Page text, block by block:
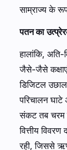
साम्राज्य के
पतन का
हालांकि,
जैसे-जैसे
डिजिटल
परिचालन
संकट तब चरम
वित्तीय
रही, जिससे